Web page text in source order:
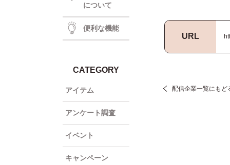
について
便利な機能
CATEGORY
アイテム
アンケート調査
イベント
キャンペーン
URL
配信企業一覧にもど